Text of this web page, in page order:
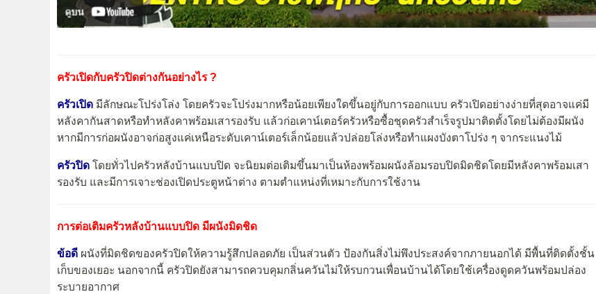
ครัวเปิดกับครัวปิดต่างกันอย่างไร ?
ครัวเปิด มีลักษณะโปร่งโล่ง โดยครัวจะโปร่งมากหรือน้อยเพียงใดขึ้นอยู่กับการออกแบบ ครัวเปิดอย่างง่ายที่สุดอาจแค่มี
หลังคากันสาดหรือทำหลังคาพร้อมเสารองรับ แล้วก่อเคาน์เตอร์ครัวหรือซื้อชุดครัวสำเร็จรูปมาติดตั้งโดยไม่ต้องมีผนัง
หากมีการก่อผนังอาจก่อสูงแค่เหนือระดับเคาน์เตอร์เล็กน้อยแล้วปล่อยโล่งหรือทำแผงบังตาโปร่ง ๆ จากระแนงไม้
ครัวปิด โดยทั่วไปครัวหลังบ้านแบบปิด จะนิยมต่อเติมขึ้นมาเป็นห้องพร้อมผนังล้อมรอบปิดมิดชิดโดยมีหลังคาพร้อมเสา
รองรับ และมีการเจาะช่องเปิดประตูหน้าต่าง ตามตำแหน่งที่เหมาะกับการใช้งาน
การต่อเติมครัวหลังบ้านแบบปิด มีผนังมิดชิด
ข้อดี ผนังที่มิดชิดของครัวปิดให้ความรู้สึกปลอดภัย เป็นส่วนตัว ป้องกันสิ่งไม่พึงประสงค์จากภายนอกได้ มีพื้นที่ติดตั้งชั้น
เก็บของเยอะ นอกจากนี้ ครัวปิดยังสามารถควบคุมกลิ่นควันไม่ให้รบกวนเพื่อนบ้านได้โดยใช้เครื่องดูดควันพร้อมปล่อง
ระบายอากาศ